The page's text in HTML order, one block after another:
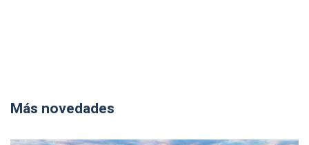
Más novedades